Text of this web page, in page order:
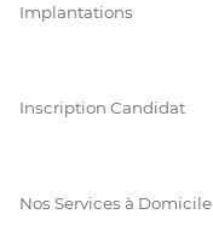
Implantations
Inscription Candidat
Nos Services à Domicile